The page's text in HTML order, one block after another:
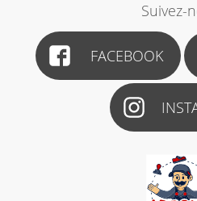
Suivez-
FACEBOOK